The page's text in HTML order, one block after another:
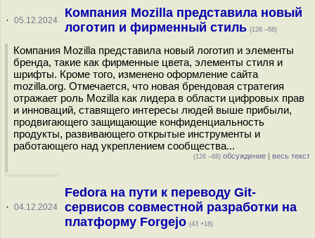
· 05.12.2024
Компания Mozilla представила новый
логотип и фирменный стиль (126 –68)
Компания Mozilla представила новый логотип и элементы
бренда, такие как фирменные цвета, элементы стиля и
шрифты. Кроме того, изменено оформление сайта
mozilla.org. Отмечается, что новая брендовая стратегия
отражает роль Mozilla как лидера в области цифровых прав
и инноваций, ставящего интересы людей выше прибыли,
продвигающего защищающие конфиденциальность
продукты, развивающего открытые инструменты и
работающего над укреплением сообщества...
(126 –68) обсуждение | весь текст
· 04.12.2024
Fedora на пути к переводу Git-
сервисов совместной разработки на
платформу Forgejo (43 +18)